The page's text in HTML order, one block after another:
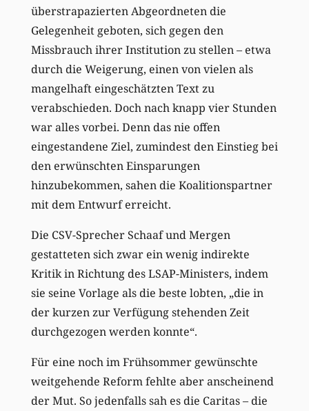
überstrapazierten Abgeordneten die
Gelegenheit geboten, sich gegen den
Missbrauch ihrer Institution zu stellen – etwa
durch die Weigerung, einen von vielen als
mangelhaft eingeschätzten Text zu
verabschieden. Doch nach knapp vier Stunden
war alles vorbei. Denn das nie offen
eingestandene Ziel, zumindest den Einstieg bei
den erwünschten Einsparungen
hinzubekommen, sahen die Koalitionspartner
mit dem Entwurf erreicht.
Die CSV-Sprecher Schaaf und Mergen
gestatteten sich zwar ein wenig indirekte
Kritik in Richtung des LSAP-Ministers, indem
sie seine Vorlage als die beste lobten, „die in
der kurzen zur Verfügung stehenden Zeit
durchgezogen werden konnte“.
Für eine noch im Frühsommer gewünschte
weitgehende Reform fehlte aber anscheinend
der Mut. So jedenfalls sah es die Caritas – die